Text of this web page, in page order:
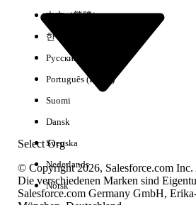
Keine
Select Org
中文（繁體）
한국어
Русский
Português (Brasil)
Suomi
Dansk
Svenska
Nederlands
Norsk
© Copyright 2026, Salesforce.com Inc.
Die verschiedenen Marken sind
Salesforce.com Germany GmbH,